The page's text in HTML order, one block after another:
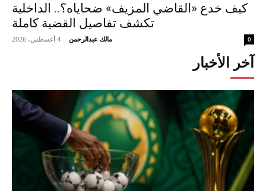
كيف خدع «القاضي المزيف» ضحاياه؟.. الداخلية
تكشف تفاصيل القضية كاملة
مالك عبدالرحمن - 4 أغسطس، 2026 0
آخر الأخبار